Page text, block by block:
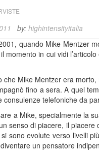
by: highintensityitalia
quando Mike Mentzer
momento in cui vidi
che Mike Mentzer era
fino a sera. A quel
consulenze telefoniche da
a Mike, specialmente la
senso di piacere, il
sono evolute verso livelli
un pensatore